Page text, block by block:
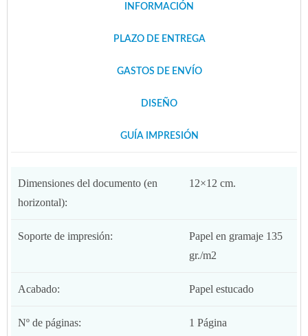
INFORMACIÓN
PLAZO DE ENTREGA
GASTOS DE ENVÍO
DISEÑO
GUÍA IMPRESIÓN
Dimensiones del documento (en
horizontal):
12×12 cm.
Soporte de impresión:
Papel en gramaje 135
gr./m2
Acabado: Papel estucado
Nº de páginas: 1 Página